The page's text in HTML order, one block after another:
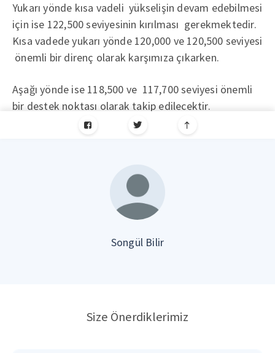
Yukarı yönde kısa vadeli yükselişin devam edebilmesi
için ise 122,500 seviyesinin kırılması gerekmektedir.
Kısa vadede yukarı yönde 120,000 ve 120,500 seviyesi
önemli bir direnç olarak karşımıza çıkarken.
Aşağı yönde ise 118,500 ve 117,700 seviyesi önemli
bir destek noktası olarak takip edilecektir.
Songül Bilir
Size Önerdiklerimiz